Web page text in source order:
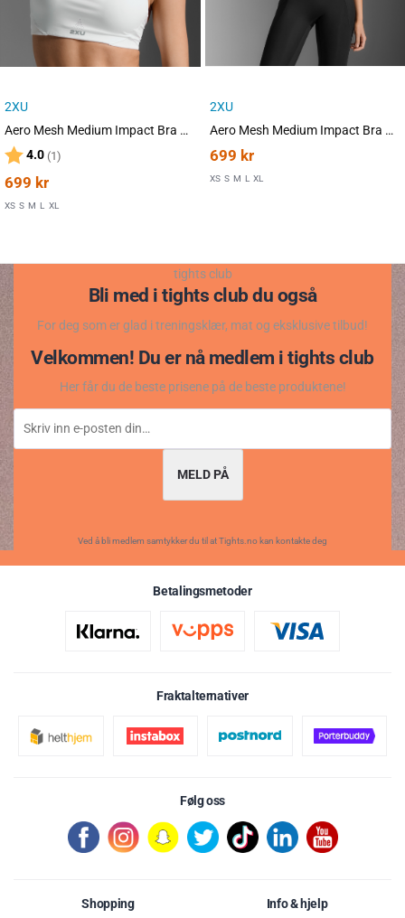
2XU
Aero Mesh Medium Impact Bra White/SR
Karakter:
4.0 (1)
699 kr
XS S M L XL
2XU
Aero Mesh Medium Impact Bra Black/Silver Reflecitve
699 kr
XS S M L XL
tights club
Bli med i tights club du også
For deg som er glad i treningsklær, mat og eksklusive tilbud!
Velkommen! Du er nå medlem i tights club
Her får du de beste prisene på de beste produktene!
MELD PÅ
Ved å bli medlem samtykker du til at Tights.no kan kontakte deg
Betalingsmetoder
Fraktalternativer
Følg oss
Shopping Info & hjelp